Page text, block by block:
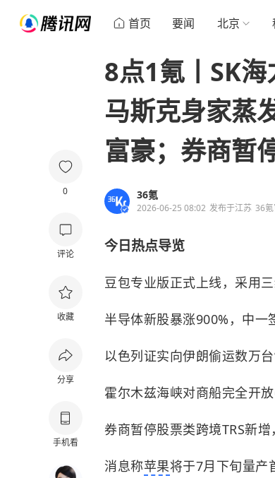
首页 要闻 北京
0
评论
收藏
分享
手机看
8点1氪丨SK海
马斯克身家蒸
富豪；券商暂
36氪
2026-06-25 08:02 发布于江苏 36
今日热点导览
豆包专业版正式上线，采用
半导体新股暴涨900%，中一
以色列证实向伊朗偷运数万
霍尔木兹海峡对商船完全开
券商暂停股票类跨境TRS新
消息称苹果将于7月下旬量